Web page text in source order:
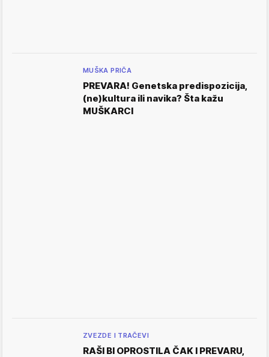
MUŠKA PRIČA
PREVARA! Genetska predispozicija,
(ne)kultura ili navika? Šta kažu
MUŠKARCI
ZVEZDE I TRAČEVI
RAŠI BI OPROSTILA ČAK I PREVARU,